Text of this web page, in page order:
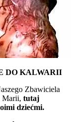
DO KALWARII
Zbawiciela
Marii, tutaj
dziećmi.